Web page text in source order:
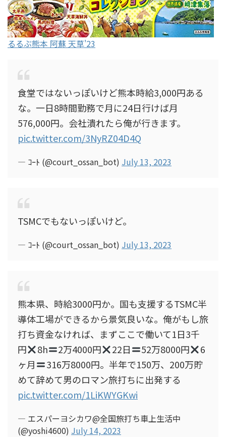
るるぶ熊本 阿蘇 天草'23
食堂ではないっぽいけど熊本時給3,000円ある
な。一日8時間勤務で月に24日行けば月
576,000円。会社潰れたら俺が行きます。
pic.twitter.com/3NyRZ04D4Q
— ｺｰﾄ (@court_ossan_bot) July 13, 2023
TSMCでもないっぽいけど。
— ｺｰﾄ (@court_ossan_bot) July 13, 2023
熊本県、時給3000円か。国も支援するTSMC半
導体工場ができるから景気良いな。俺がもし旅
打ち資金なければ、まずここで働いて1日3千
円
8h 2万4000円 22日 52万8000円
6
ヶ月
316万8000円。半年で150万、200万貯
めて辞めて男のロマン旅打ちに出発する
pic.twitter.com/1LiKWYGKwi
— エスパーヨシカワ@全国旅打ち車上生活中
(@yoshi4600) July 14, 2023